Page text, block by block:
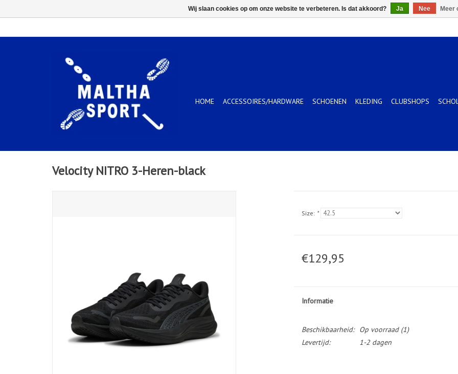
HOME ACCESSOIRES/HARDWARE SCHOENEN KLEDING CLUBSHOPS
Velocity NITRO 3-Heren-black
Size: *
€129,95
Informatie
Beschikbaarheid: Op voorraad(1)
Levertijd:
1-2 dagen
Wij slaan cookies op om onze website te verbeteren. Is dat akkoord? Ja Nee Meer